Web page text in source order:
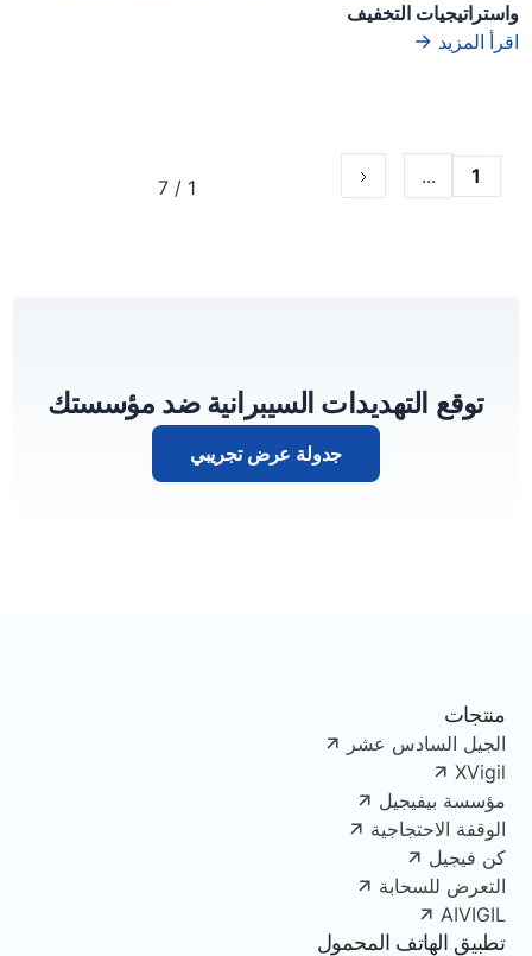
div.
واستراتيجيات التخفيف
اقرأ المزيد
1
...
1 / 7
توقع التهديدات السيبرانية ضد مؤسستك
جدولة عرض تجريبي
منتجات
الجيل السادس عشر
XVigil
مؤسسة بيفيجيل
الوقفة الاحتجاجية
كن فيجيل
التعرض للسحابة
AIVIGIL
تطبيق الهاتف المحمول